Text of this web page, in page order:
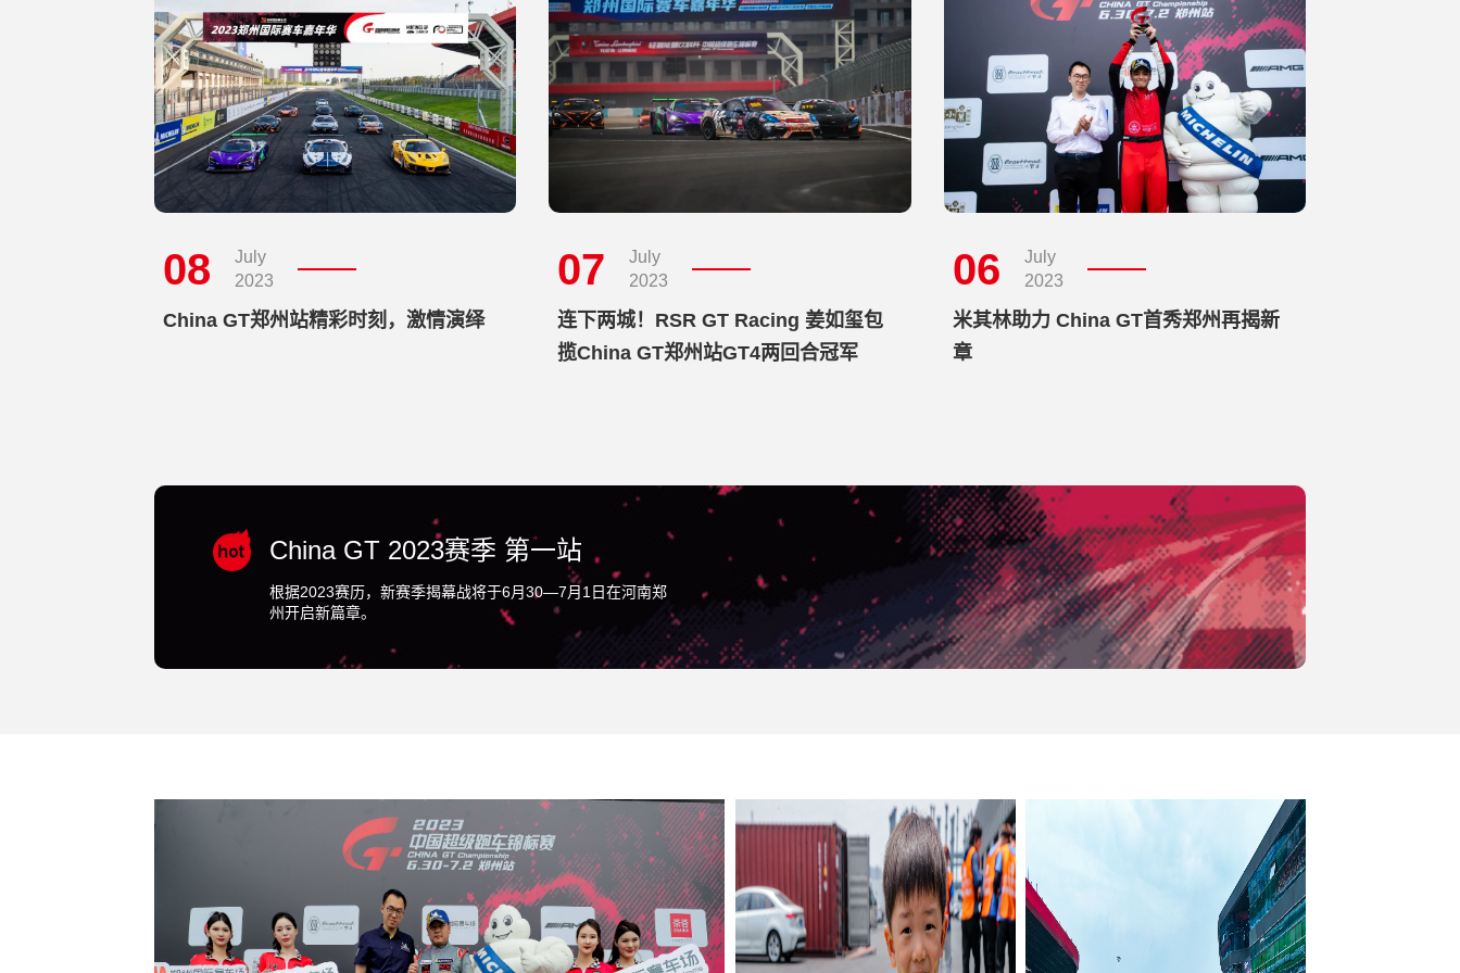
08
July
2023
China GT郑州站精彩时刻，激情演绎
07
July
2023
连下两城！RSR GT Racing 姜如玺包
揽China GT郑州站GT4两回合冠军
06
July
2023
米其林助力 China GT首秀郑州再揭新
章
China GT 2023赛季 第一站
根据2023赛历，新赛季揭幕战将于6月30—7月1日在河南郑
州开启新篇章。